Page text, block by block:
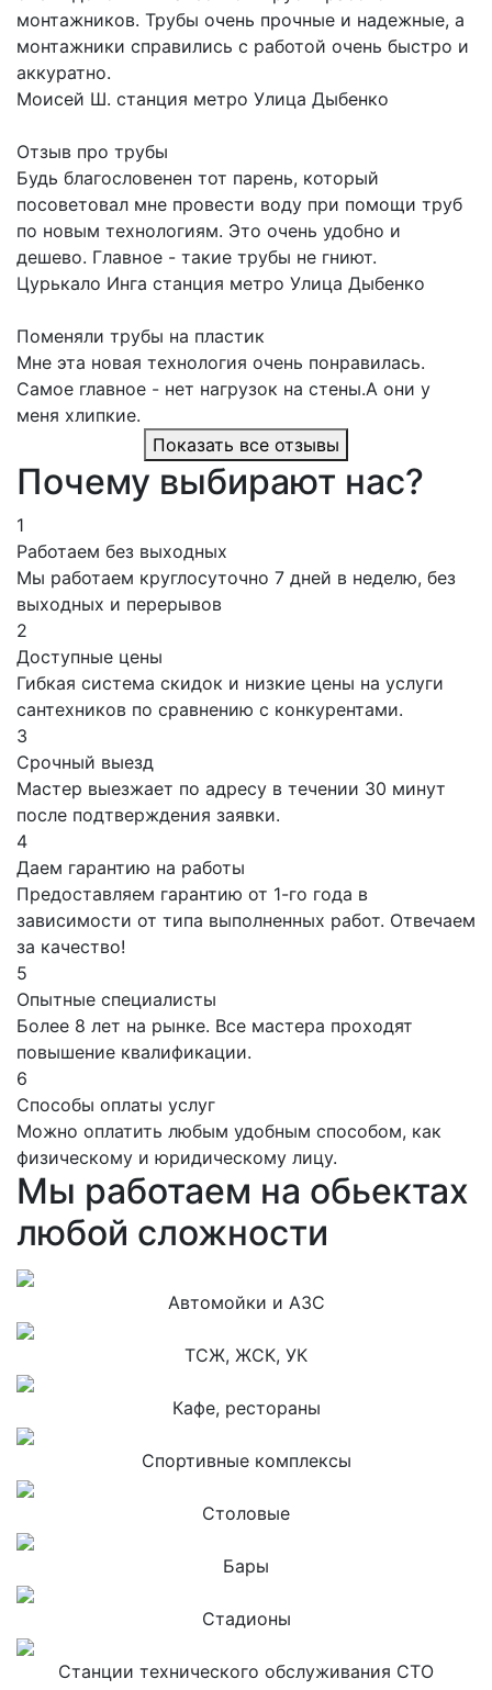
монтажников. Трубы очень прочные и надежные, а
монтажники справились с работой очень быстро и
аккуратно.
Моисей Ш. станция метро Улица Дыбенко
Отзыв про трубы
Будь благословенен тот парень, который
посоветовал мне провести воду при помощи труб
по новым технологиям. Это очень удобно и
дешево. Главное - такие трубы не гниют.
Цурькало Инга станция метро Улица Дыбенко
Поменяли трубы на пластик
Мне эта новая технология очень понравилась.
Самое главное - нет нагрузок на стены.А они у
меня хлипкие.
Показать все отзывы
Почему выбирают нас?
1
Работаем без выходных
Мы работаем круглосуточно 7 дней в неделю, без
выходных и перерывов
2
Доступные цены
Гибкая система скидок и низкие цены на услуги
сантехников по сравнению с конкурентами.
3
Срочный выезд
Мастер выезжает по адресу в течении 30 минут
после подтверждения заявки.
4
Даем гарантию на работы
Предоставляем гарантию от 1-го года в
зависимости от типа выполненных работ. Отвечаем
за качество!
5
Опытные специалисты
Более 8 лет на рынке. Все мастера проходят
повышение квалификации.
6
Способы оплаты услуг
Можно оплатить любым удобным способом, как
физическому и юридическому лицу.
Мы работаем на обьектах
любой сложности
Автомойки и АЗС
ТСЖ, ЖСК, УК
Кафе, рестораны
Спортивные комплексы
Столовые
Бары
Стадионы
Станции технического обслуживания СТО